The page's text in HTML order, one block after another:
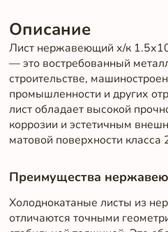
Описание
Лист нержавеющий х/к
— это востребованный
строительстве,
промышленности и других
лист обладает высокой
коррозии и эстетичным
матовой поверхности класса
Преимущества
Холоднокатаные листы из
отличаются точными